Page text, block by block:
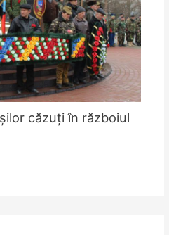
căzuți în războiul